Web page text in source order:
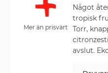
Mer än prisvärt
Något
tropisk
Torr,
avslut.